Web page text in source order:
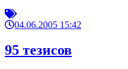
04.06.2005 15:42
95 тезисов